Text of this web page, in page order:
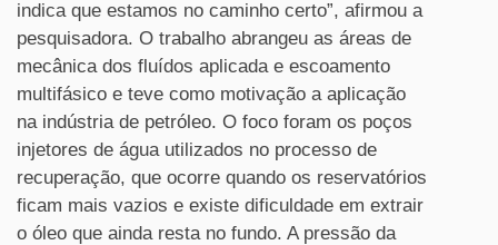
indica que estamos no caminho certo”, afirmou a
pesquisadora. O trabalho abrangeu as áreas de
mecânica dos fluídos aplicada e escoamento
multifásico e teve como motivação a aplicação
na indústria de petróleo. O foco foram os poços
injetores de água utilizados no processo de
recuperação, que ocorre quando os reservatórios
ficam mais vazios e existe dificuldade em extrair
o óleo que ainda resta no fundo. A pressão da